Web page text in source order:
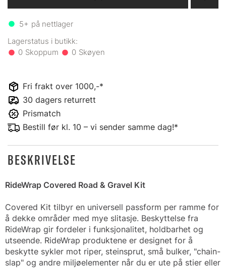
5+ på nettlager
0 0
Fri frakt over 1000,-*
30 dagers returrett
Prismatch
Bestill før kl. 10 – vi sender samme dag!*
BESKRIVELSE
RideWrap Covered Road & Gravel Kit
Covered Kit tilbyr en universell passform per ramme for
å dekke områder med mye slitasje. Beskyttelse fra
RideWrap gir fordeler i funksjonalitet, holdbarhet og
utseende. RideWrap produktene er designet for å
beskytte sykler mot riper, steinsprut, små bulker, "chain-
slap" og andre miljøelementer når du er ute på stier eller